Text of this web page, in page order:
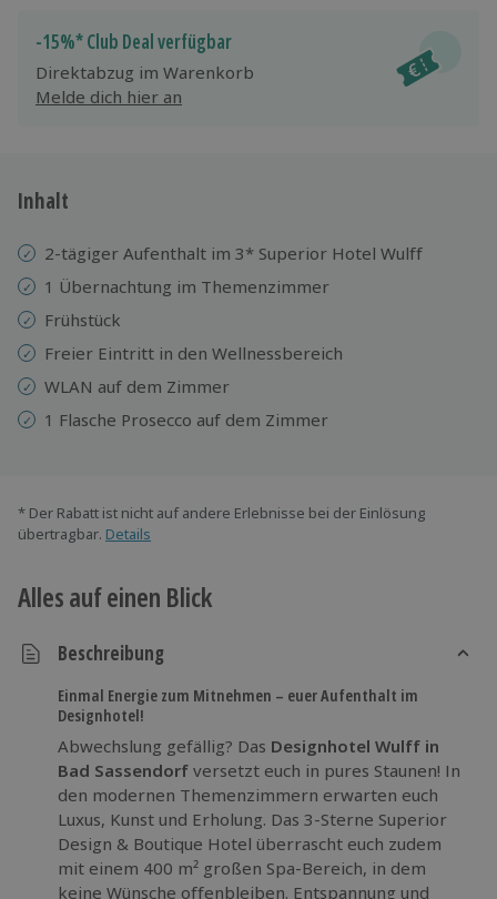
Jeder Gutschein für alle Erlebnisse einlösbar.
Maximale Sicherheit
10 Jahre gültig & verlängerbar.
-15%* Club Deal verfügbar
Direktabzug im Warenkorb
Melde dich hier an
Inhalt
2-tägiger Aufenthalt im 3* Superior Hotel Wulff
1 Übernachtung im Themenzimmer
Frühstück
Freier Eintritt in den Wellnessbereich
WLAN auf dem Zimmer
1 Flasche Prosecco auf dem Zimmer
* Der Rabatt ist nicht auf andere Erlebnisse bei der Einlösung
übertragbar. Details
Alles auf einen Blick
Beschreibung
Einmal Energie zum Mitnehmen – euer Aufenthalt im
Designhotel!
Abwechslung gefällig? Das Designhotel Wulff in
Bad Sassendorf versetzt euch in pures Staunen! In
den modernen Themenzimmern erwarten euch
Luxus, Kunst und Erholung. Das 3-Sterne Superior
Design & Boutique Hotel überrascht euch zudem
mit einem 400 m² großen Spa-Bereich, in dem
keine Wünsche offenbleiben. Entspannung und